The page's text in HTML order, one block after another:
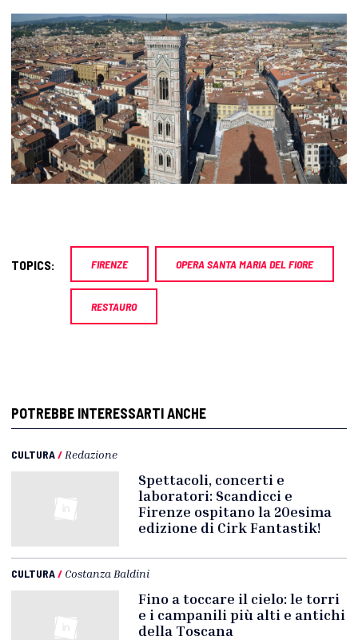
TOPICS: FIRENZE OPERA SANTA MARIA DEL FIORE
RESTAURO
POTREBBE INTERESSARTI ANCHE
CULTURA/ Redazione
Spettacoli, concerti e
laboratori: Scandicci e
Firenze ospitano la 20esima
edizione di Cirk Fantastik!
CULTURA/ Costanza Baldini
Fino a toccare il cielo: le torri
e i campanili più alti e antichi
della Toscana